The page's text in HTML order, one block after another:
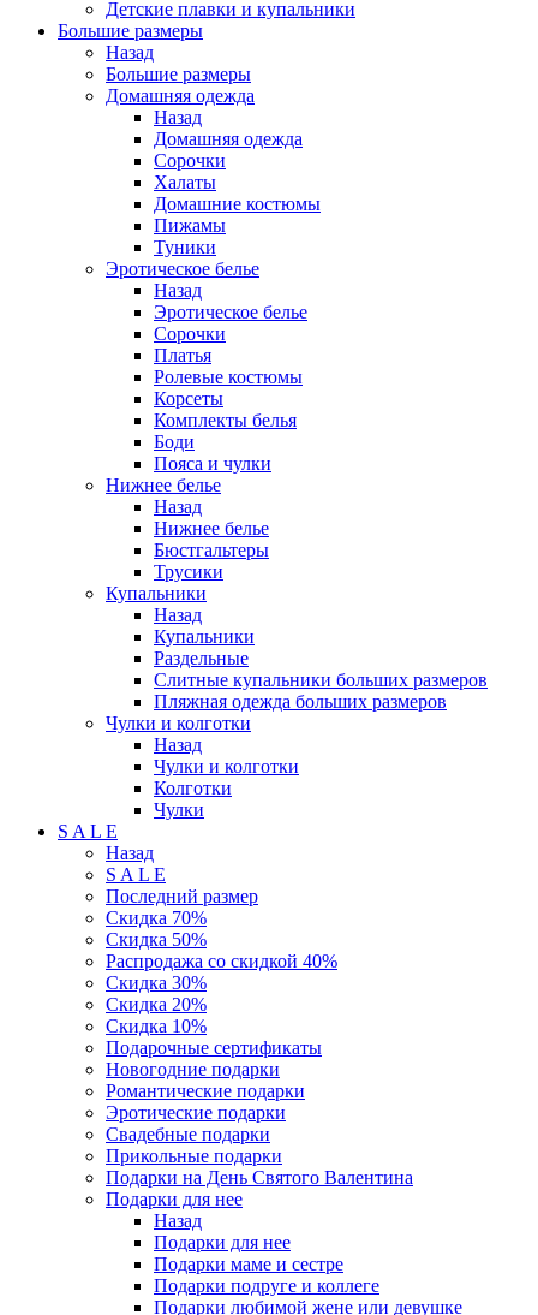
Детские плавки и купальники
Большие размеры
Назад
Большие размеры
Домашняя одежда
Назад
Домашняя одежда
Сорочки
Халаты
Домашние костюмы
Пижамы
Туники
Эротическое белье
Назад
Эротическое белье
Сорочки
Платья
Ролевые костюмы
Корсеты
Комплекты белья
Боди
Пояса и чулки
Нижнее белье
Назад
Нижнее белье
Бюстгальтеры
Трусики
Купальники
Назад
Купальники
Раздельные
Слитные купальники больших размеров
Пляжная одежда больших размеров
Чулки и колготки
Назад
Чулки и колготки
Колготки
Чулки
S A L E
Назад
S A L E
Последний размер
Скидка 70%
Скидка 50%
Распродажа со скидкой 40%
Скидка 30%
Скидка 20%
Скидка 10%
Подарочные сертификаты
Новогодние подарки
Романтические подарки
Эротические подарки
Свадебные подарки
Прикольные подарки
Подарки на День Святого Валентина
Подарки для нее
Назад
Подарки для нее
Подарки маме и сестре
Подарки подруге и коллеге
Подарки любимой жене или девушке